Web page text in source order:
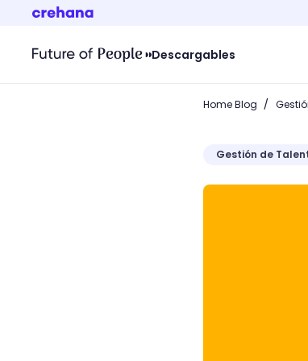
Descargables
Home Blog /
Gestión de
Ley 20.348: